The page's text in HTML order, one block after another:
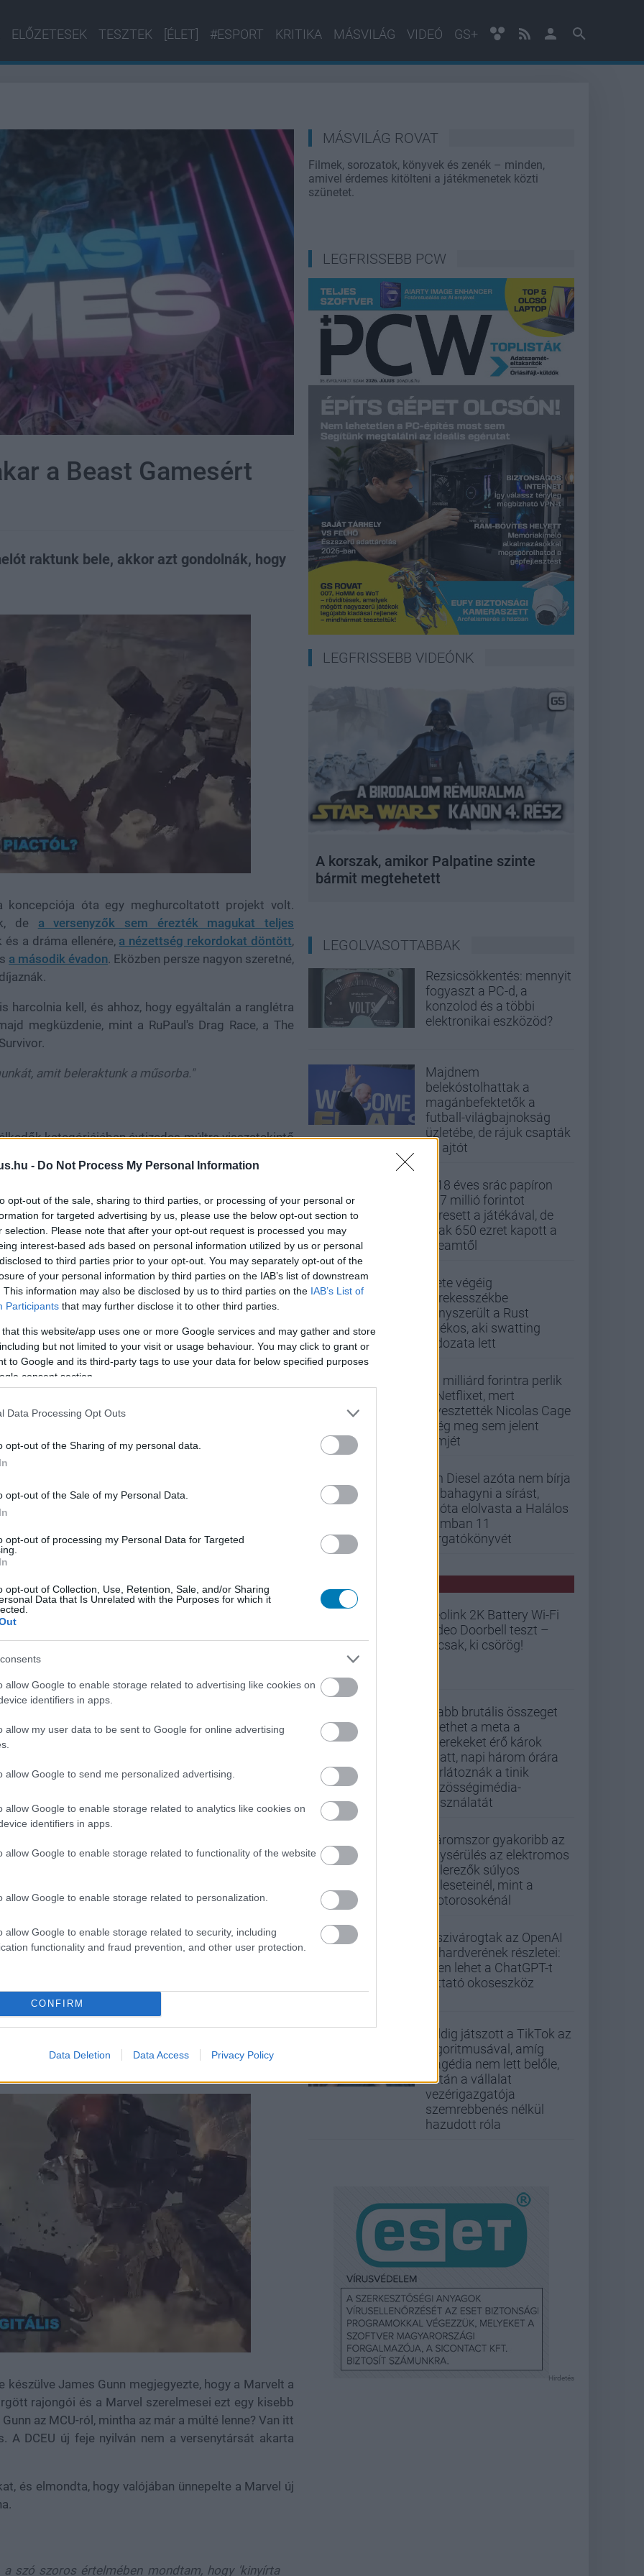
- Do Not Process My Personal Information
opt-out of the sale, sharing to third parties, or processing of your personal or
for targeted advertising by us, please use the below opt-out section to
selection. Please note that after your opt-out request is processed you may
interest-based ads based on personal information utilized by us or personal
to third parties prior to your opt-out. You may separately opt-out of the
of your personal information by third parties on the IAB’s list of downstream
This information may also be disclosed by us to third parties on the IAB’s List of
Participants that may further disclose it to other third parties.
that this website/app uses one or more Google services and may gather and store
but not limited to your visit or usage behaviour. You may click to grant or
to Google and its third-party tags to use your data for below specified purposes
consent section.
Data Processing Opt Outs
opt-out of the Sharing of my personal data.
opt-out of the Sale of my Personal Data.
opt-out of processing my Personal Data for Targeted
opt-out of Collection, Use, Retention, Sale, and/or Sharing
Data that Is Unrelated with the Purposes for which it
allow Google to enable storage related to advertising like cookies on
identifiers in apps.
allow my user data to be sent to Google for online advertising
allow Google to send me personalized advertising.
allow Google to enable storage related to analytics like cookies on
identifiers in apps.
allow Google to enable storage related to functionality of the website
allow Google to enable storage related to personalization.
allow Google to enable storage related to security, including
functionality and fraud prevention, and other user protection.
CONFIRM
Data Deletion Data Access Privacy Policy
ELŐZETESEK TESZTEK [ÉLET] #ESPORT KRITIKA MÁSVILÁG VIDEÓ GS+
a Beast Gamesért
raktunk bele, akkor azt gondolnák, hogy
koncepciója óta egy meghurcoltatott projekt volt.
de a versenyzők sem érezték magukat teljes
a dráma ellenére, a nézettség rekordokat döntött,
a második évadon. Eközben persze nagyon szeretné,
harcolnia kell, és ahhoz, hogy egyáltalán a ranglétra
megküzdenie, mint a RuPaul's Drag Race, a The
amit beleraktunk a műsorba."
kategóriájában évtizedes múltra visszatekintő
és csapata nagy számokat hoztak össze, ez
AVarietynek adott interjúján látszik, hogy
ebbe, akkor szerintem azt gondolnák, hogy
Addig mindenki megtippelheti maga, hogy a
jön szembe GSO-n vagy a social médiában.
a legjobbakat,iratkozz fel hírlevelünkre!
és azt elfogadom.
hangulata – Jön a második forduló! (X)
video
állította, hogy az MCU
a Marvel korábbi állapotáról, és sokan
James Gunn megjegyezte, hogy a Marvelt a
rajongói és a Marvel szerelmesei ezt egy kisebb
az MCU-ról, mintha az már a múlté lenne? Van itt
A DCEU új feje nyilván nem a versenytársát akarta
és elmondta, hogy valójában ünnepelte a Marvel új
szó szoros értelmében mondtam, hogy 'kinyírta
MÁSVILÁG ROVAT
Filmek, sorozatok, könyvek és zenék – minden,
amivel érdemes kitölteni a játékmenetek közti
szünetet.
LEGFRISSEBB PCW
LEGFRISSEBB VIDEÓNK
A korszak, amikor Palpatine szinte
bármit megtehetett
LEGOLVASOTTABBAK
Rezsicsökkentés: mennyit
fogyaszt a PC-d, a
konzolod és a többi
elektronikai eszközöd?
Majdnem
belekóstolhattak a
magánbefektetők a
futball-világbajnokság
üzletébe, de rájuk csapták
az ajtót
A 18 éves srác papíron
437 millió forintot
keresett a játékával, de
csak 650 ezret kapott a
Steamtől
Élete végéig
kerekesszékbe
kényszerült a Rust
játékos, aki swatting
áldozata lett
33 milliárd forintra perlik
a Netflixet, mert
elvesztették Nicolas Cage
még meg sem jelent
filmjét
Vin Diesel azóta nem bírja
abbahagyni a sírást,
mióta elolvasta a Halálos
iramban 11
forgatókönyvét
Reolink 2K Battery Wi-Fi
Video Doorbell teszt –
Nicsak, ki csörög!
Újabb brutális összeget
fizethet a meta a
gyerekeket érő károk
miatt, napi három órára
korlátoznák a tinik
közösségimédia-
használatát
Háromszor gyakoribb az
agysérülés az elektromos
rollerezők súlyos
baleseteinél, mint a
motorosokénál
Kiszivárogtak az OpenAI
új hardverének részletei:
ilyen lehet a ChatGPT-t
futtató okoseszköz
Addig játszott a TikTok az
algoritmusával, amíg
tragédia nem lett belőle,
aztán a vállalat
vezérigazgatója
szemrebbenés nélkül
hazudott róla
Hirdetés